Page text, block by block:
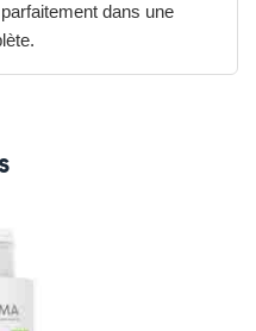
dans une
3 minutes